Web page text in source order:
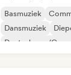
Basmuziek
Dansmuziek
Deutschpop/